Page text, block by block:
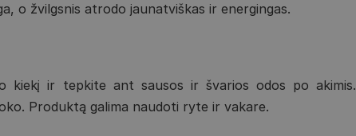
o žvilgsnis atrodo jaunatviškas ir energingas.
kiekį ir tepkite ant sausos ir švarios odos po akimis.
Produktą galima naudoti ryte ir vakare.